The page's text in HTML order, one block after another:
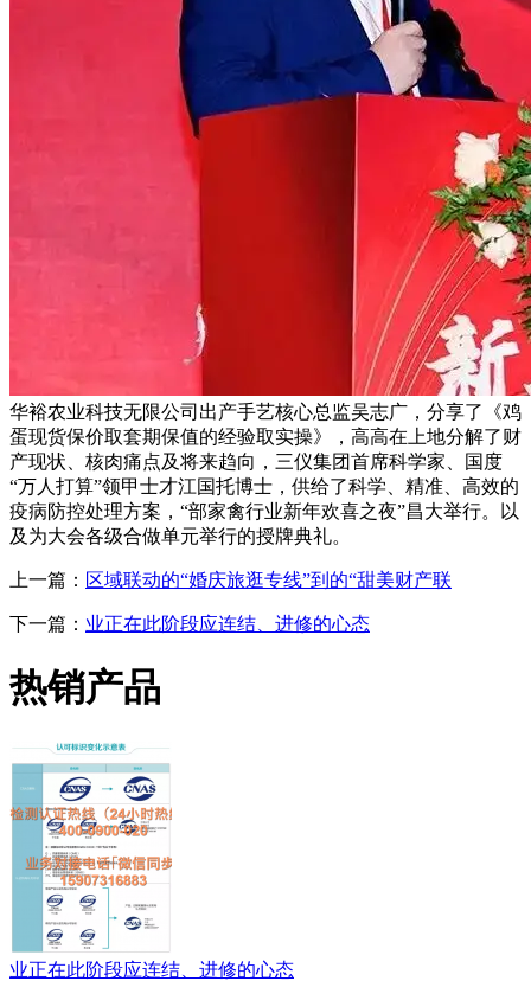
华裕农业科技无限公司出产手艺核心总监吴志广，分享了《鸡
蛋现货保价取套期保值的经验取实操》，高高在上地分解了财
产现状、核肉痛点及将来趋向，三仪集团首席科学家、国度
“万人打算”领甲士才江国托博士，供给了科学、精准、高效的
疫病防控处理方案，“部家禽行业新年欢喜之夜”昌大举行。以
及为大会各级合做单元举行的授牌典礼。
上一篇： 区域联动的“婚庆旅逛专线”到的“甜美财产联
下一篇： 业正在此阶段应连结、进修的心态
热销产品
业正在此阶段应连结、进修的心态